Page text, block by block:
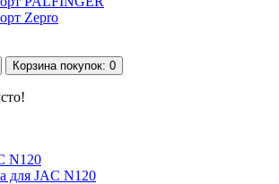
Zepro
Корзина покупок: 0
N120
для JAC N120